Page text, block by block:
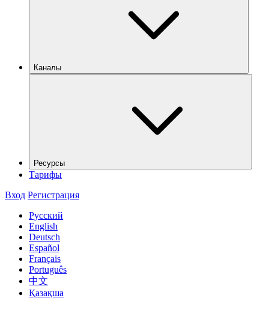
Каналы
Ресурсы
Тарифы
Вход Регистрация
Русский
English
Deutsch
Español
Français
Português
中文
Қазақша